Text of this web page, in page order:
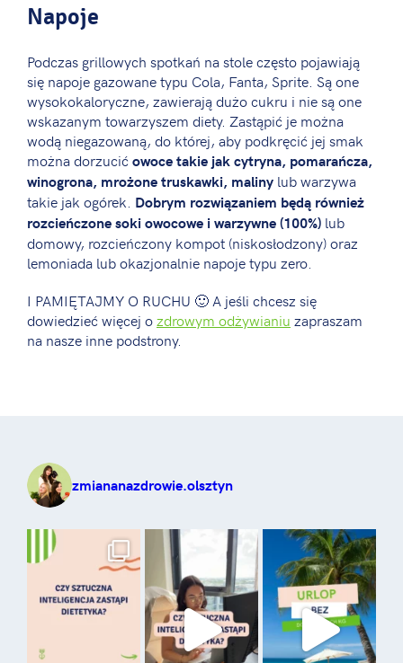
Napoje
Podczas grillowych spotkań na stole często pojawiają
się napoje gazowane typu Cola, Fanta, Sprite. Są one
wysokokaloryczne, zawierają dużo cukru i nie są one
wskazanym towarzyszem diety. Zastąpić je można
wodą niegazowaną, do której, aby podkręcić jej smak
można dorzucić owoce takie jak cytryna, pomarańcza,
winogrona, mrożone truskawki, maliny lub warzywa
takie jak ogórek. Dobrym rozwiązaniem będą również
rozcieńczone soki owocowe i warzywne (100%) lub
domowy, rozcieńczony kompot (niskosłodzony) oraz
lemoniada lub okazjonalnie napoje typu zero.
I PAMIĘTAJMY O RUCHU 🙂 A jeśli chcesz się
dowiedzieć więcej ozdrowym odżywianiu zapraszam
na nasze inne podstrony.
zmiananazdrowie.olsztyn